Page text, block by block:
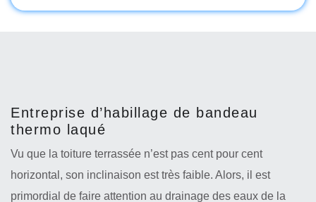
Entreprise d’habillage de bandeau
thermo laqué
Vu que la toiture terrassée n’est pas cent pour cent
horizontal, son inclinaison est très faible. Alors, il est
primordial de faire attention au drainage des eaux de la